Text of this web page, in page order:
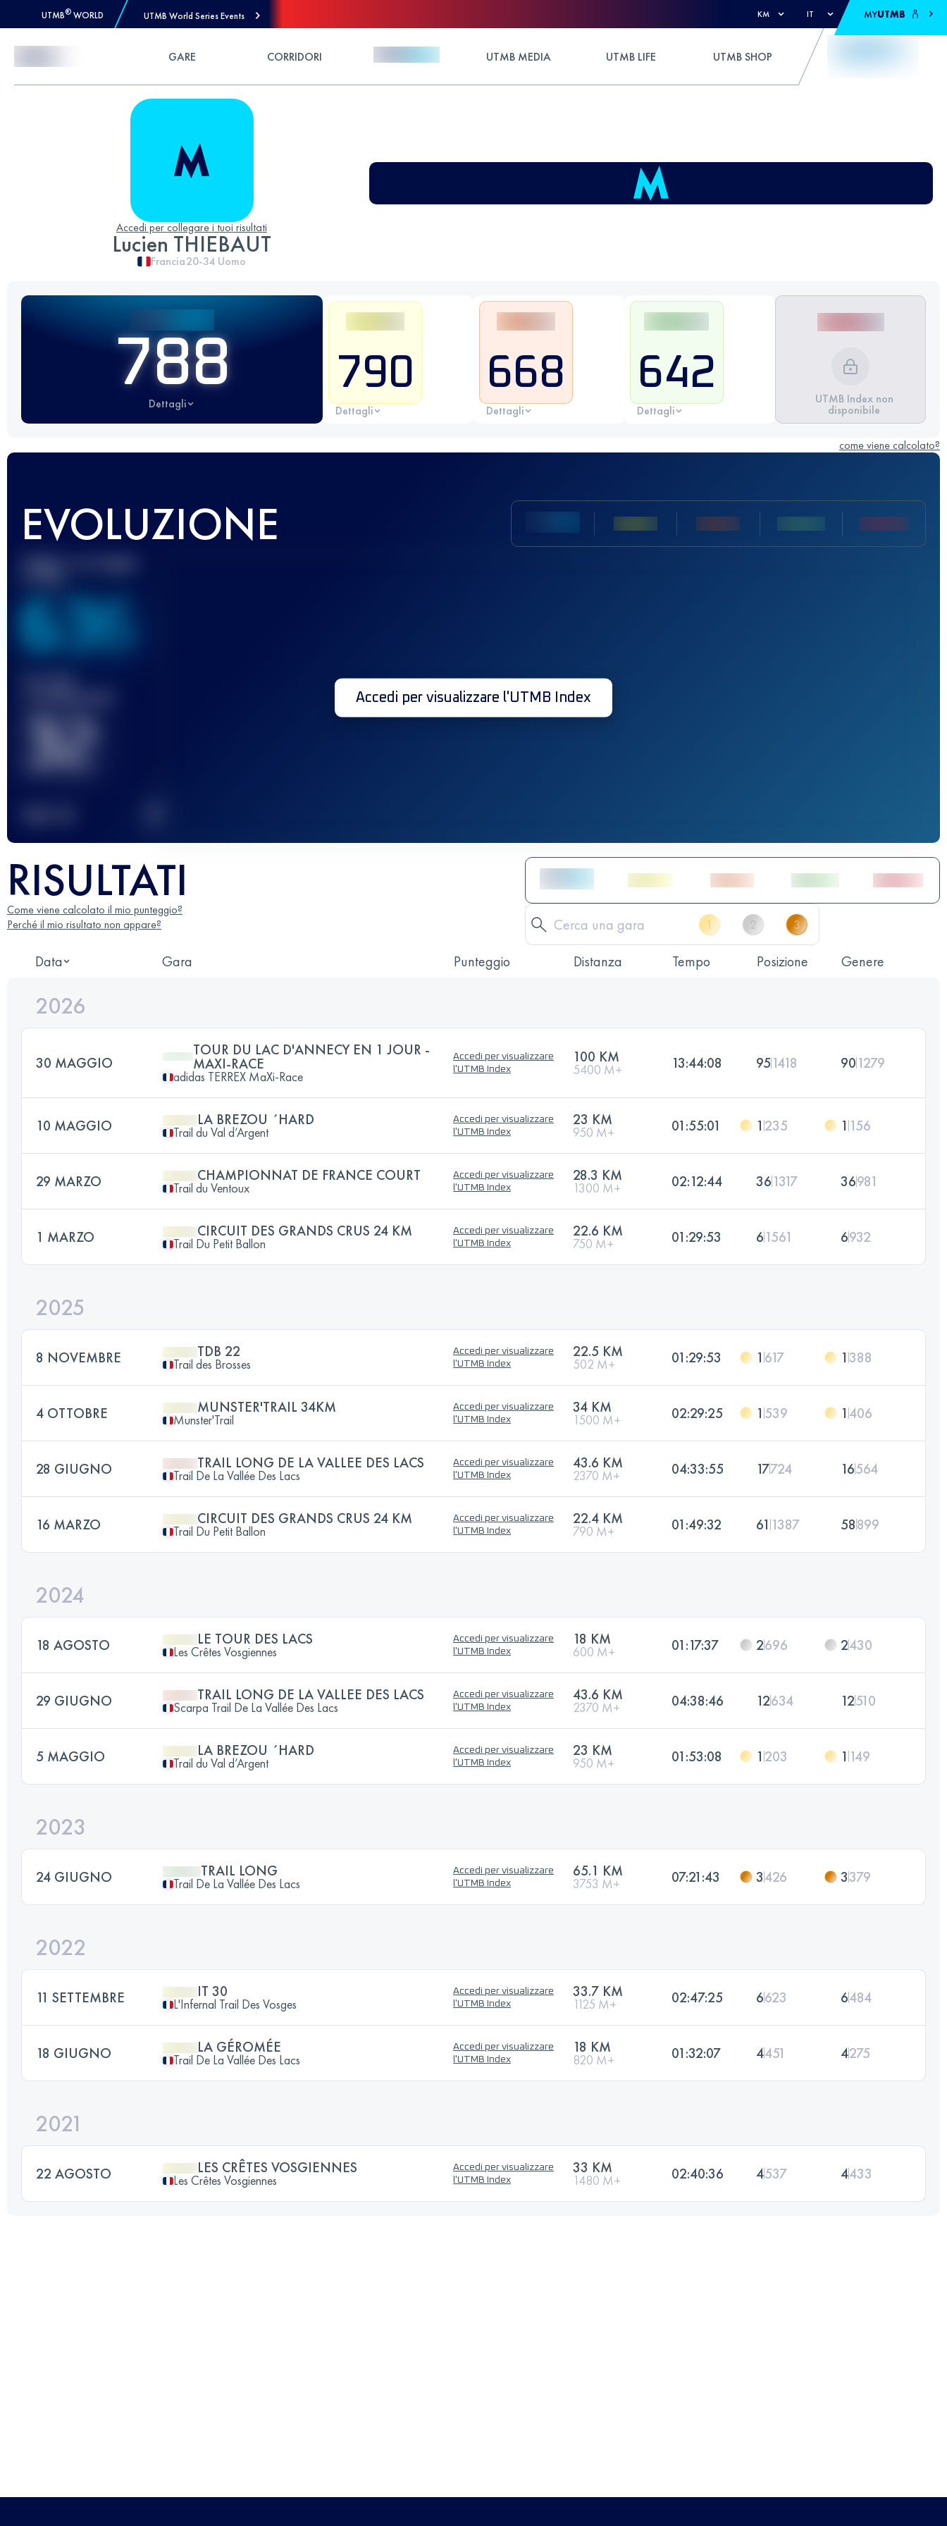
UTMB® WORLD UTMB World Series Events KM IT MYUTMB
GARE CORRIDORI UTMB MEDIA UTMB LIFE UTMB SHOP
Accedi per collegare i tuoi risultati
Lucien THIEBAUT
Francia20-34 Uomo
788
Dettagli
790
Dettagli
668
Dettagli
642
Dettagli
UTMB Index non
disponibile
come viene calcolato?
EVOLUZIONE
Miglior punteggio
636
Gara(e)
32
Accedi per visualizzare l'UTMB Index
RISULTATI
Come viene calcolato il mio punteggio?
Perché il mio risultato non appare?
Data Gara Punteggio Distanza Tempo Posizione Genere
2026
30 MAGGIO
TOUR DU LAC D'ANNECY EN 1 JOUR -
MAXI-RACE
adidas TERREX MaXi-Race
Accedi per visualizzare
l'UTMB Index
100 KM
5400 M+ 13:44:08 951418 901279
10 MAGGIO LA BREZOU ´HARD
Trail du Val d’Argent
Accedi per visualizzare
l'UTMB Index
23 KM
950 M+ 01:55:01 1 235 1 156
29 MARZO CHAMPIONNAT DE FRANCE COURT
Trail du Ventoux
Accedi per visualizzare
l'UTMB Index
28.3 KM
1300 M+ 02:12:44 361317 36981
1 MARZO CIRCUIT DES GRANDS CRUS 24 KM
Trail Du Petit Ballon
Accedi per visualizzare
l'UTMB Index
22.6 KM
750 M+ 01:29:53 61561 6932
2025
8 NOVEMBRE TDB 22
Trail des Brosses
Accedi per visualizzare
l'UTMB Index
22.5 KM
502 M+ 01:29:53 1 617 1388
4 OTTOBRE MUNSTER'TRAIL 34KM
Munster'Trail
Accedi per visualizzare
l'UTMB Index
34 KM
1500 M+ 02:29:25 1 539 1 406
28 GIUGNO TRAIL LONG DE LA VALLEE DES LACS
Trail De La Vallée Des Lacs
Accedi per visualizzare
l'UTMB Index
43.6 KM
2370 M+ 04:33:55 17724 16564
16 MARZO CIRCUIT DES GRANDS CRUS 24 KM
Trail Du Petit Ballon
Accedi per visualizzare
l'UTMB Index
22.4 KM
790 M+ 01:49:32 61 1387 58899
2024
18 AGOSTO LE TOUR DES LACS
Les Crêtes Vosgiennes
Accedi per visualizzare
l'UTMB Index
18 KM
600 M+ 01:17:37 2696 2430
29 GIUGNO TRAIL LONG DE LA VALLEE DES LACS
Scarpa Trail De La Vallée Des Lacs
Accedi per visualizzare
l'UTMB Index
43.6 KM
2370 M+ 04:38:46 12634 12510
5 MAGGIO LA BREZOU ´HARD
Trail du Val d’Argent
Accedi per visualizzare
l'UTMB Index
23 KM
950 M+ 01:53:08 1 203 1 149
2023
24 GIUGNO TRAIL LONG
Trail De La Vallée Des Lacs
Accedi per visualizzare
l'UTMB Index
65.1 KM
3753 M+ 07:21:43 3426 3379
2022
11 SETTEMBRE IT 30
L'Infernal Trail Des Vosges
Accedi per visualizzare
l'UTMB Index
33.7 KM
1125 M+ 02:47:25 6623 6484
18 GIUGNO LA GÉROMÉE
Trail De La Vallée Des Lacs
Accedi per visualizzare
l'UTMB Index
18 KM
820 M+ 01:32:07 4451 4275
2021
22 AGOSTO LES CRÊTES VOSGIENNES
Les Crêtes Vosgiennes
Accedi per visualizzare
l'UTMB Index
33 KM
1480 M+ 02:40:36 4537 4433